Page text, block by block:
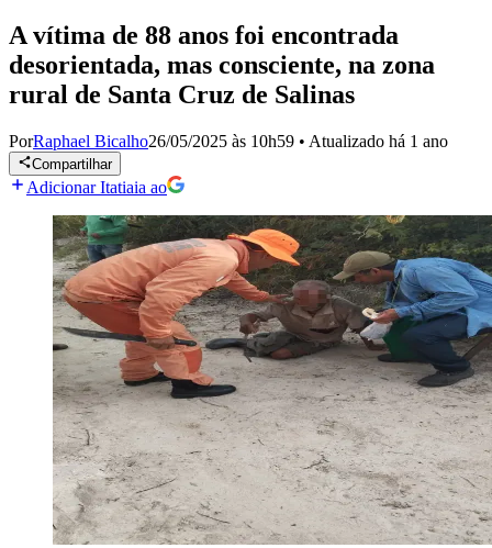
A vítima de 88 anos foi encontrada
desorientada, mas consciente, na zona
rural de Santa Cruz de Salinas
PorRaphael Bicalho26/05/2025 às 10h59 • Atualizado há 1 ano
Compartilhar
Adicionar Itatiaia ao